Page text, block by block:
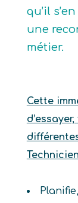
qu’il
une
métier.
Cette